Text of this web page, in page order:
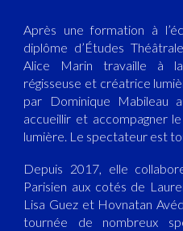
Après une formation à
diplôme d’Études
Alice Marin travaille à
régisseuse et créatrice
par Dominique Mabileau
accueillir et accompagner
lumière. Le spectateur est
Depuis 2017, elle
Parisien aux cotés de
Lisa Guez et Hovnatan
tournée de nombreux